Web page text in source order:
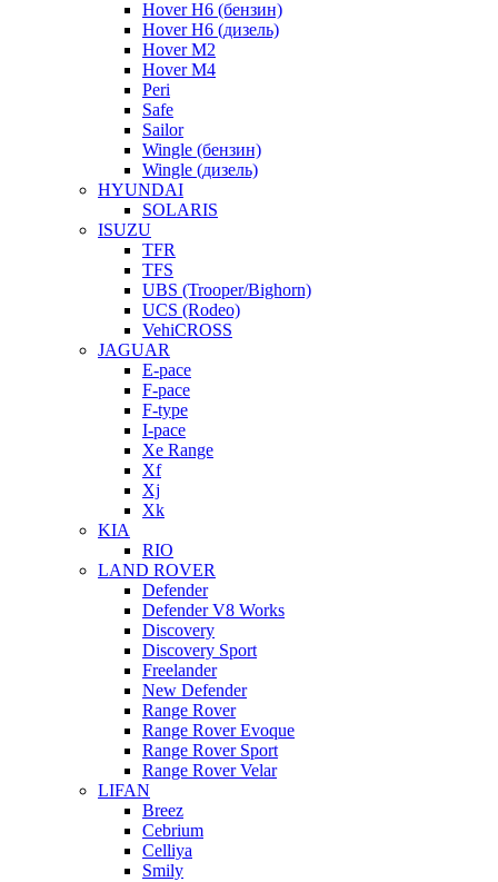
Hover H6 (бензин)
Hover H6 (дизель)
Hover M2
Hover M4
Peri
Safe
Sailor
Wingle (бензин)
Wingle (дизель)
HYUNDAI
SOLARIS
ISUZU
TFR
TFS
UBS (Trooper/Bighorn)
UCS (Rodeo)
VehiCROSS
JAGUAR
E-pace
F-pace
F-type
I-pace
Xe Range
Xf
Xj
Xk
KIA
RIO
LAND ROVER
Defender
Defender V8 Works
Discovery
Discovery Sport
Freelander
New Defender
Range Rover
Range Rover Evoque
Range Rover Sport
Range Rover Velar
LIFAN
Breez
Cebrium
Celliya
Smily